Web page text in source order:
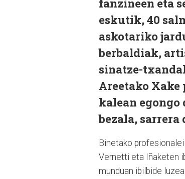
fanzineen eta
eskutik, 40
askotariko
berbaldiak,
sinatze-
Areetako Xake
kalean
bezala, sarrera
Binetako
Vernetti eta Iñaketen
munduan ibilbide